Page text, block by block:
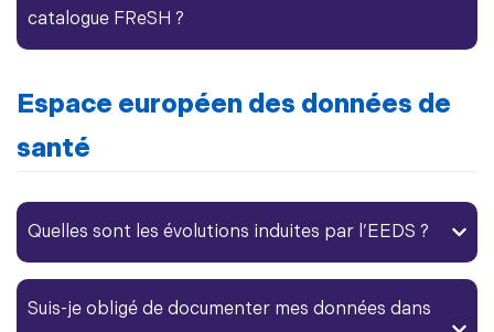
catalogue FReSH ?
Espace européen des données de
santé
Quelles sont les évolutions induites par l’EEDS ?
Suis-je obligé de documenter mes données dans